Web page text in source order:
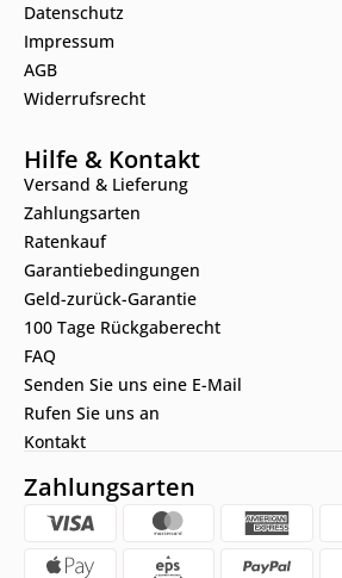
Datenschutz
Impressum
AGB
Widerrufsrecht
Hilfe & Kontakt
Versand & Lieferung
Zahlungsarten
Ratenkauf
Garantiebedingungen
Geld-zurück-Garantie
100 Tage Rückgaberecht
FAQ
Senden Sie uns eine E-Mail
Rufen Sie uns an
Kontakt
Zahlungsarten